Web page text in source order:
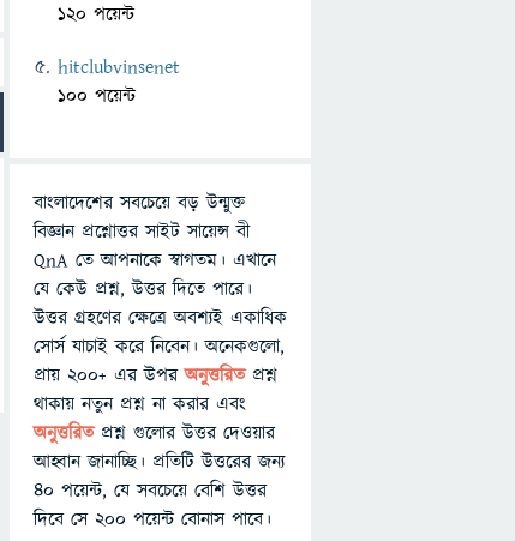
120 পয়েন্ট
hitclubvinsenet
100 পয়েন্ট
বাংলাদেশের সবচেয়ে বড় উন্মুক্ত
বিজ্ঞান প্রশ্নোত্তর সাইট সায়েন্স বী
QnA তে আপনাকে স্বাগতম। এখানে
যে কেউ প্রশ্ন, উত্তর দিতে পারে।
উত্তর গ্রহণের ক্ষেত্রে অবশ্যই একাধিক
সোর্স যাচাই করে নিবেন। অনেকগুলো,
প্রায় ২০০+ এর উপরঅনুত্তরিতপ্রশ্ন
থাকায় নতুন প্রশ্ন না করার এবং
অনুত্তরিত প্রশ্ন গুলোর উত্তর দেওয়ার
আহ্বান জানাচ্ছি। প্রতিটি উত্তরের জন্য
৪০ পয়েন্ট, যে সবচেয়ে বেশি উত্তর
দিবে সে ২০০ পয়েন্ট বোনাস পাবে।